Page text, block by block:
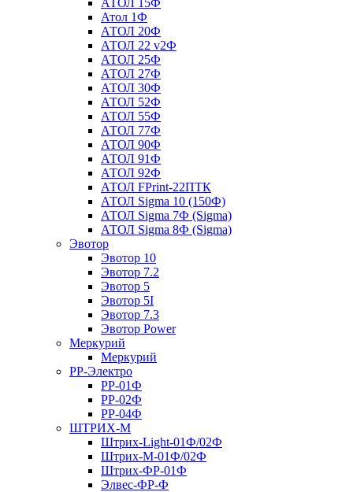
Атол 1Ф
АТОЛ 20Ф
АТОЛ 22 v2Ф
АТОЛ 25Ф
АТОЛ 27Ф
АТОЛ 30Ф
АТОЛ 52Ф
АТОЛ 55Ф
АТОЛ 77Ф
АТОЛ 90Ф
АТОЛ 91Ф
АТОЛ 92Ф
АТОЛ FPrint-22ПТК
АТОЛ Sigma 10 (150Ф)
АТОЛ Sigma 7Ф (Sigma)
АТОЛ Sigma 8Ф (Sigma)
Эвотор
Эвотор 10
Эвотор 7.2
Эвотор 5
Эвотор 5I
Эвотор 7.3
Эвотор Power
Меркурий
Меркурий
РР-Электро
РР-01Ф
РР-02Ф
РР-04Ф
ШТРИХ-М
Штрих-Light-01Ф/02Ф
Штрих-М-01Ф/02Ф
Штрих-ФР-01Ф
Элвес-ФР-Ф